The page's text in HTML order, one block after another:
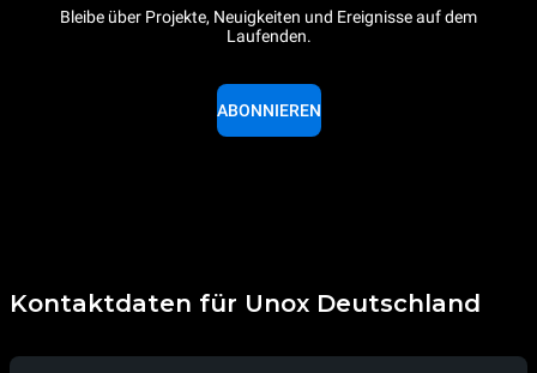
Bleibe über Projekte, Neuigkeiten und Ereignisse auf dem
Laufenden.
ABONNIEREN
Kontaktdaten für Unox Deutschland